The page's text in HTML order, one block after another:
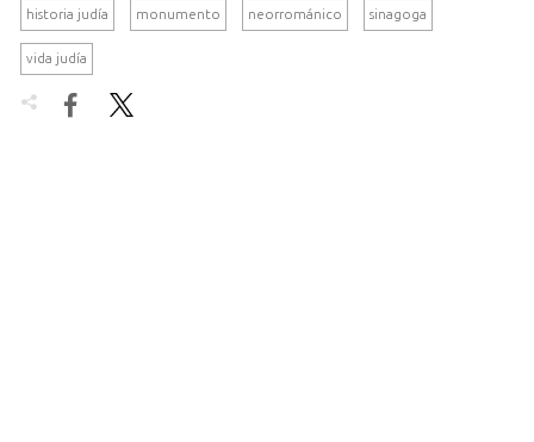
historia judía monumento neorrománico sinagoga
vida judía
 